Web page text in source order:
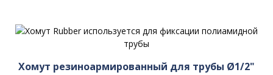
Хомут резиноармированный для трубы Ø1/2"